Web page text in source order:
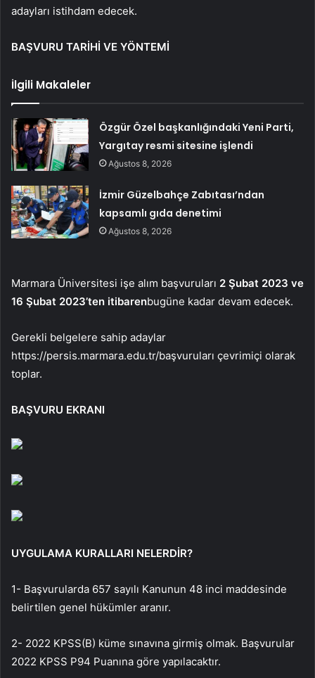
adayları istihdam edecek.
BAŞVURU TARİHİ VE YÖNTEMİ
İlgili Makaleler
Özgür Özel başkanlığındaki Yeni Parti,
Yargıtay resmi sitesine işlendi
Ağustos 8, 2026
İzmir Güzelbahçe Zabıtası’ndan
kapsamlı gıda denetimi
Ağustos 8, 2026
Marmara Üniversitesi işe alım başvuruları 2 Şubat 2023 ve
16 Şubat 2023’ten itibarenbugüne kadar devam edecek.
Gerekli belgelere sahip adaylar
https://persis.marmara.edu.tr/başvuruları çevrimiçi olarak
toplar.
BAŞVURU EKRANI
UYGULAMA KURALLARI NELERDİR?
1- Başvurularda 657 sayılı Kanunun 48 inci maddesinde
belirtilen genel hükümler aranır.
2- 2022 KPSS(B) küme sınavına girmiş olmak. Başvurular
2022 KPSS P94 Puanına göre yapılacaktır.